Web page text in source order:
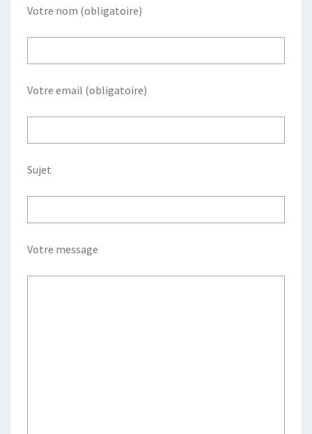
Votre nom (obligatoire)
Votre email (obligatoire)
Sujet
Votre message